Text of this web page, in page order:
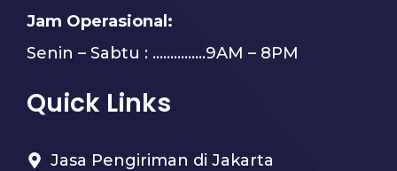
Jam Operasional:
Senin – Sabtu : …………...9AM – 8PM
Quick Links
Jasa Pengiriman di Jakarta